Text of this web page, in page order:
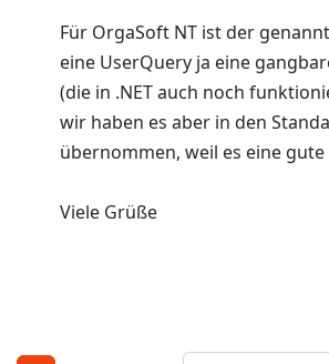
Für OrgaSoft NT ist der
eine UserQuery ja eine
(die in .NET auch noch
wir haben es aber in den
übernommen, weil es eine gute
Viele Grüße